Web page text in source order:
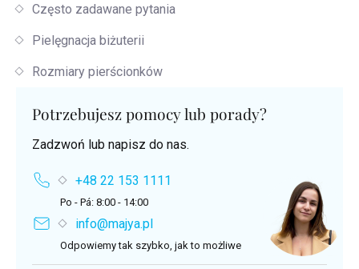
Często zadawane pytania
Pielęgnacja biżuterii
Rozmiary pierścionków
Potrzebujesz pomocy lub porady?
Zadzwoń lub napisz do nas.
+48 22 153 1111
Po - Pá: 8:00 - 14:00
info@majya.pl
Odpowiemy tak szybko, jak to możliwe